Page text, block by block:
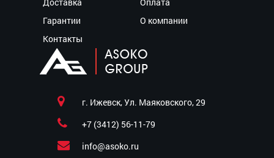
Гарантии
О компании
Контакты
г. Ижевск, Ул. Маяковского, 29
+7 (3412) 56-11-79
info@asoko.ru